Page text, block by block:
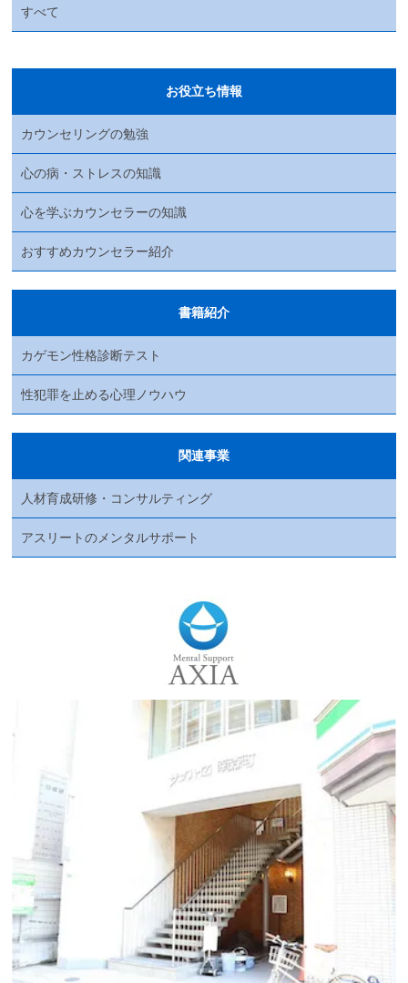
すべて
お役立ち情報
カウンセリングの勉強
心の病・ストレスの知識
心を学ぶカウンセラーの知識
おすすめカウンセラー紹介
書籍紹介
カゲモン性格診断テスト
性犯罪を止める心理ノウハウ
関連事業
人材育成研修・コンサルティング
アスリートのメンタルサポート